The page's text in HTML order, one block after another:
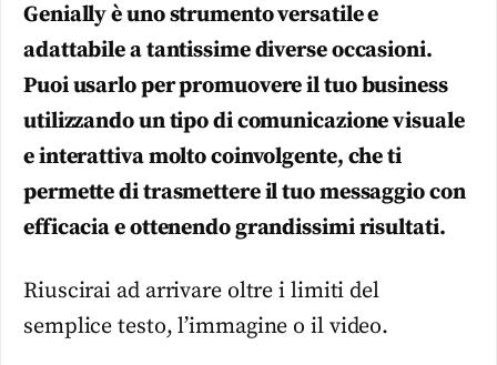
Genially è uno strumento versatile e
adattabile a tantissime diverse occasioni.
Puoi usarlo per promuovere il tuo business
utilizzando un tipo di comunicazione visuale
e interattiva molto coinvolgente, che ti
permette di trasmettere il tuo messaggio con
efficacia e ottenendo grandissimi risultati.
Riuscirai ad arrivare oltre i limiti del
semplice testo, l’immagine o il video.